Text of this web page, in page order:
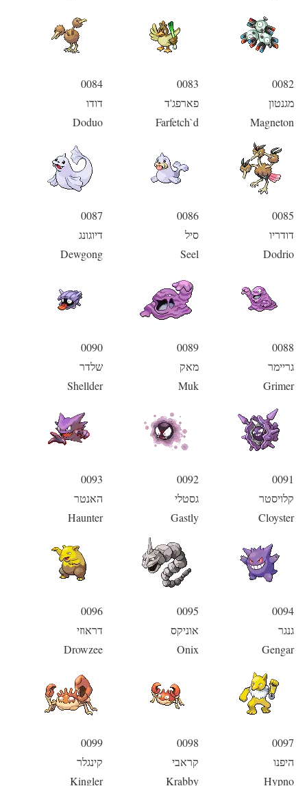
0082
מגנטון
Magneton
0083
פארפג'ד
Farfetch`d
0084
דודו
Doduo
0085
דודריו
Dodrio
0086
סיל
Seel
0087
דיוגונג
Dewgong
0088
גריימר
Grimer
0089
מאק
Muk
0090
שלדר
Shellder
0091
קלויסטר
Cloyster
0092
גסטלי
Gastly
0093
האנטר
Haunter
0094
גנגר
Gengar
0095
אוניקס
Onix
0096
דראוזי
Drowzee
0097
היפנו
Hypno
0098
קראבי
Krabby
0099
קינגלר
Kingler